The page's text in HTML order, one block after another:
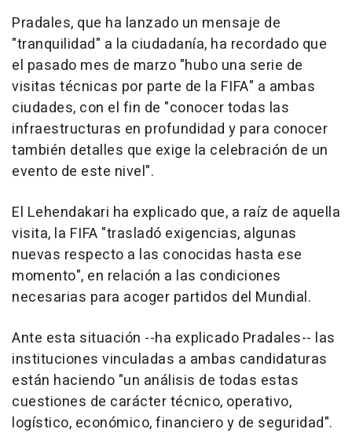
Pradales, que ha lanzado un mensaje de
"tranquilidad" a la ciudadanía, ha recordado que
el pasado mes de marzo "hubo una serie de
visitas técnicas por parte de la FIFA" a ambas
ciudades, con el fin de "conocer todas las
infraestructuras en profundidad y para conocer
también detalles que exige la celebración de un
evento de este nivel".
El Lehendakari ha explicado que, a raíz de aquella
visita, la FIFA "trasladó exigencias, algunas
nuevas respecto a las conocidas hasta ese
momento", en relación a las condiciones
necesarias para acoger partidos del Mundial.
Ante esta situación --ha explicado Pradales-- las
instituciones vinculadas a ambas candidaturas
están haciendo "un análisis de todas estas
cuestiones de carácter técnico, operativo,
logístico, económico, financiero y de seguridad".